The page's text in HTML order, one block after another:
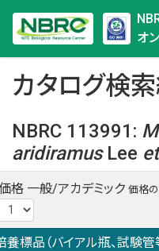
オ
カタログ検
NBRC 113991 :
aridiramusLee
NBRC 113991の情報や関
らご覧ください。
日本語での検索も可能です
格 一般/アカデミック 価格
養標品（バイアル瓶、試験管